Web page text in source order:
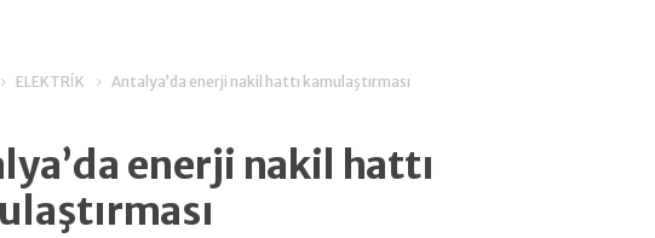
ELEKTRİK Antalya’da enerji nakil hattı kamulaştırması
enerji nakil hattı